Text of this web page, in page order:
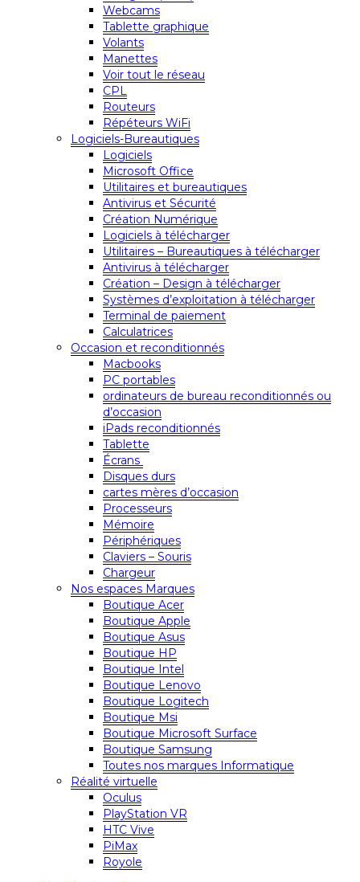
Webcams
Tablette graphique
Volants
Manettes
Voir tout le réseau
CPL
Routeurs
Répéteurs WiFi
Logiciels-Bureautiques
Logiciels
Microsoft Office
Utilitaires et bureautiques
Antivirus et Sécurité
Création Numérique
Logiciels à télécharger
Utilitaires – Bureautiques à télécharger
Antivirus à télécharger
Création – Design à télécharger
Systèmes d’exploitation à télécharger
Terminal de paiement
Calculatrices
Occasion et reconditionnés
Macbooks
PC portables
ordinateurs de bureau reconditionnés ou
d’occasion
iPads reconditionnés
Tablette
Écrans
Disques durs
cartes mères d’occasion
Processeurs
Mémoire
Périphériques
Claviers – Souris
Chargeur
Nos espaces Marques
Boutique Acer
Boutique Apple
Boutique Asus
Boutique HP
Boutique Intel
Boutique Lenovo
Boutique Logitech
Boutique Msi
Boutique Microsoft Surface
Boutique Samsung
Toutes nos marques Informatique
Réalité virtuelle
Oculus
PlayStation VR
HTC Vive
PiMax
Royole